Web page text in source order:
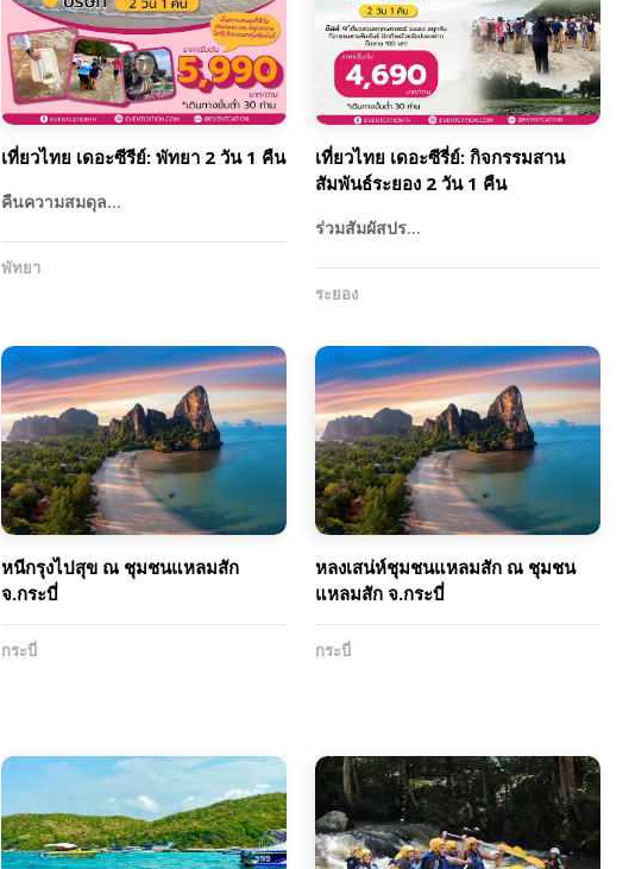
เที่ยวไทย เดอะซีรีย์: พัทยา 2 วัน 1 คืน
คืนความสมดุล…
พัทยา
เที่ยวไทย เดอะซีรี่ย์: กิจกรรมสาน
สัมพันธ์ระยอง 2 วัน 1 คืน
ร่วมสัมผัสปร…
ระยอง
หนีกรุงไปสุข ณ ชุมชนแหลมสัก
จ.กระบี่
กระบี่
หลงเสน่ห์ชุมชนแหลมสัก ณ ชุมชน
แหลมสัก จ.กระบี่
กระบี่